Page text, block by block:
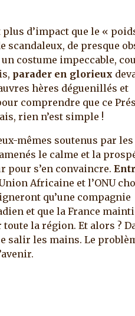
d’impact que le «
scandaleux, de presque
costume impeccable,
parader en glorieux
hères déguenillés et
comprendre que ce
rien n’est simple !
mêmes soutenus par
le calme et la
pour s’en convaincre.
Africaine et l’ONU
qu’une compagnie
et que la France
la région. Et alors ?
salir les mains. Le